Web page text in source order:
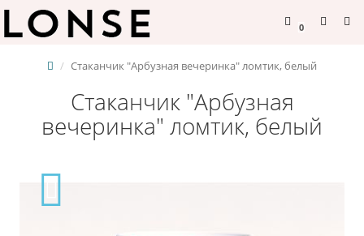
0
Стаканчик "Арбузная вечеринка" ломтик, белый
Стаканчик "Арбузная
вечеринка" ломтик, белый